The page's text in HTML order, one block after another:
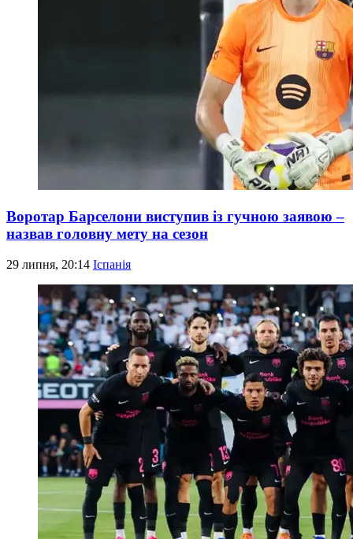
Воротар Барселони виступив із гучною заявою –
назвав головну мету на сезон
29 липня, 20:14 Іспанія